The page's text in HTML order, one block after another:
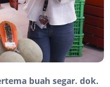
buah segar. dok.